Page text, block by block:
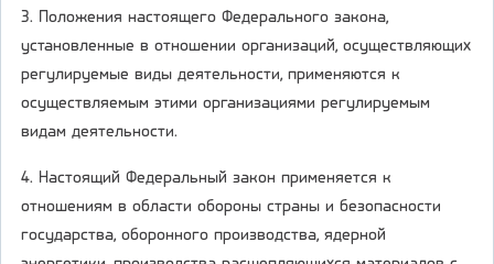
3. Положения настоящего Федерального закона,
установленные в отношении организаций, осуществляющих
регулируемые виды деятельности, применяются к
осуществляемым этими организациями регулируемым
видам деятельности.
4. Настоящий Федеральный закон применяется к
отношениям в области обороны страны и безопасности
государства, оборонного производства, ядерной